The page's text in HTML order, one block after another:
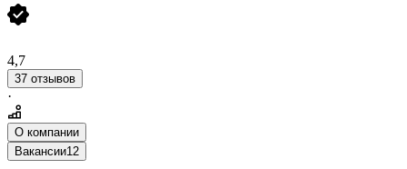
4,7
37 отзывов
·
О компании
Вакансии12